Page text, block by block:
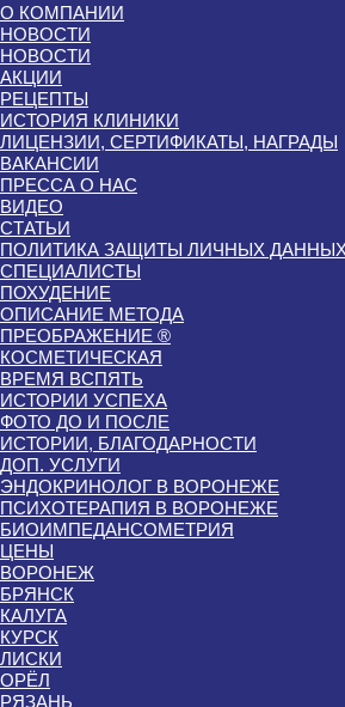
О КОМПАНИИ
НОВОСТИ
НОВОСТИ
АКЦИИ
РЕЦЕПТЫ
ИСТОРИЯ КЛИНИКИ
ЛИЦЕНЗИИ, СЕРТИФИКАТЫ, НАГРАДЫ
ВАКАНСИИ
ПРЕССА О НАС
ВИДЕО
СТАТЬИ
ПОЛИТИКА ЗАЩИТЫ ЛИЧНЫХ
СПЕЦИАЛИСТЫ
ПОХУДЕНИЕ
ОПИСАНИЕ МЕТОДА
ПРЕОБРАЖЕНИЕ ®
КОСМЕТИЧЕСКАЯ
ВРЕМЯ ВСПЯТЬ
ИСТОРИИ УСПЕХА
ФОТО ДО И ПОСЛЕ
ИСТОРИИ, БЛАГОДАРНОСТИ
ДОП. УСЛУГИ
ЭНДОКРИНОЛОГ В ВОРОНЕЖЕ
ПСИХОТЕРАПИЯ В ВОРОНЕЖЕ
БИОИМПЕДАНСОМЕТРИЯ
ЦЕНЫ
ВОРОНЕЖ
БРЯНСК
КАЛУГА
КУРСК
ЛИСКИ
ОРЁЛ
РЯЗАНЬ